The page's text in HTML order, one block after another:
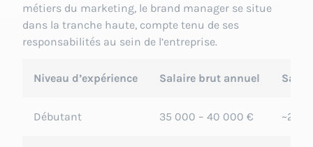
métiers du marketing, le brand manager se situe
dans la tranche haute, compte tenu de ses
responsabilités au sein de l’entreprise.
Niveau d’expérience Salaire brut annuel
Débutant 35 000 – 40 000 € ~2